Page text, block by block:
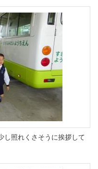
し照れくさそうに挨拶して